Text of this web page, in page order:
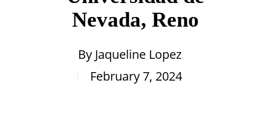
Nevada, Reno
By Jaqueline Lopez
February 7, 2024